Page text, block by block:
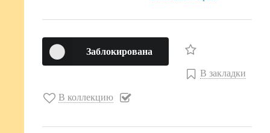
Заблокирована
В закладки
В коллекцию